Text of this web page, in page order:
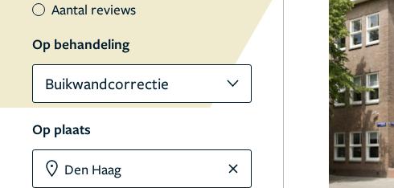
Aantal reviews
Op behandeling
Buikwandcorrectie
Op plaats